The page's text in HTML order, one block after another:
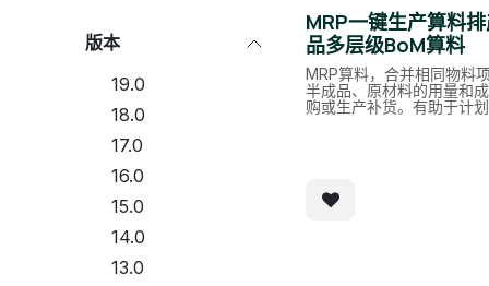
版本
19.0
18.0
17.0
16.0
15.0
14.0
13.0
MRP一键生产算料
品多层级BoM算料
MRP算料，合并相同物料
半成品、原材料的用量和
购或生产补货。有助于计